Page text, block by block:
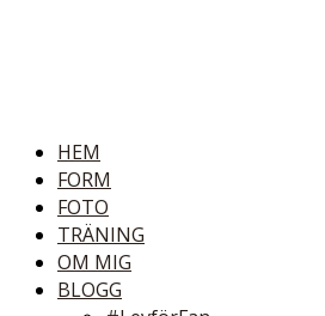
HEM
FORM
FOTO
TRÄNING
OM MIG
BLOGG